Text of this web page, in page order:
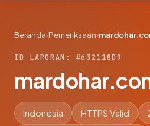
Beranda›Pemeriksaan›
ID LAPORAN: #632118D9
Indonesia HTTPS Valid